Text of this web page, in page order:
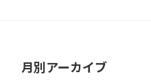
月別アーカイブ